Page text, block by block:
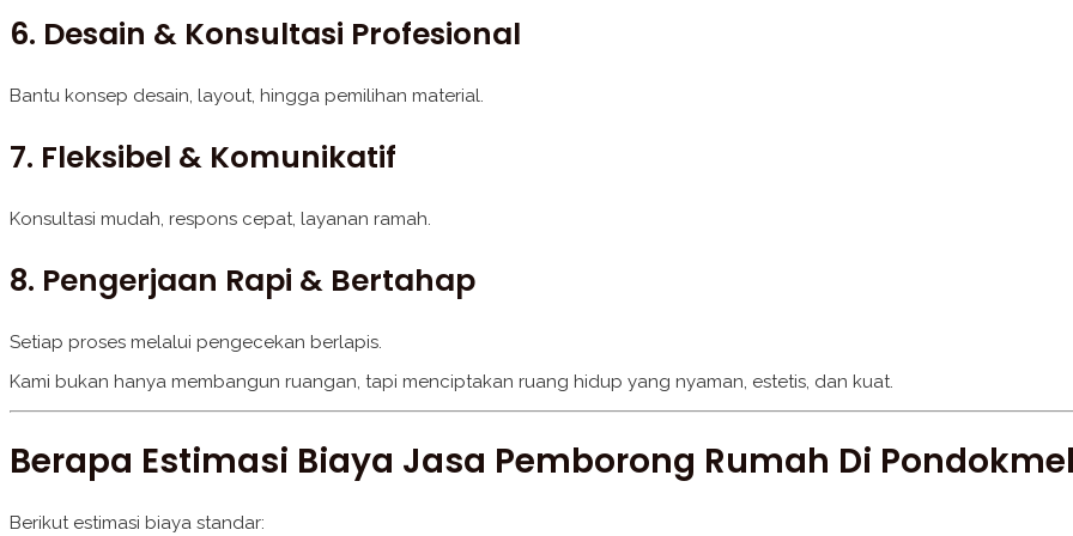
6. Desain & Konsultasi Profesional
Bantu konsep desain, layout, hingga pemilihan material.
7. Fleksibel & Komunikatif
Konsultasi mudah, respons cepat, layanan ramah.
8. Pengerjaan Rapi & Bertahap
Setiap proses melalui pengecekan berlapis.
Kami bukan hanya membangun ruangan, tapi menciptakan ruang hidup yang nyaman, estetis, dan kuat.
Berapa Estimasi Biaya Jasa Pemborong Rumah Di
Berikut estimasi biaya standar: